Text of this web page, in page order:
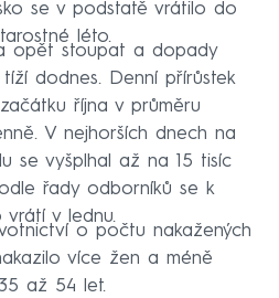
se v podstatě vrátilo do
léto.
opět stoupat a dopady
dodnes. Denní přírůstek
října v průměru
V nejhorších dnech na
se vyšplhal až na 15 tisíc
řady odborníků se k
vrátí v lednu.
o počtu nakažených
více žen a méně
až 54 let.